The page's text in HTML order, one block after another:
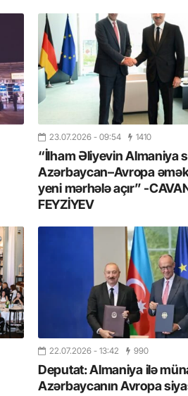
23.07.2026 - 09:54 1410
“İlham Əliyevin Almaniya
Azərbaycan–Avropa
yeni mərhələ açır” -
FEYZİYEV
22.07.2026 - 13:42 990
Deputat: Almaniya ilə
Azərbaycanın Avropa